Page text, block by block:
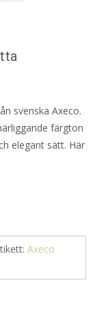
svenska Axeco.
färgton
elegant sätt. Här
Axeco